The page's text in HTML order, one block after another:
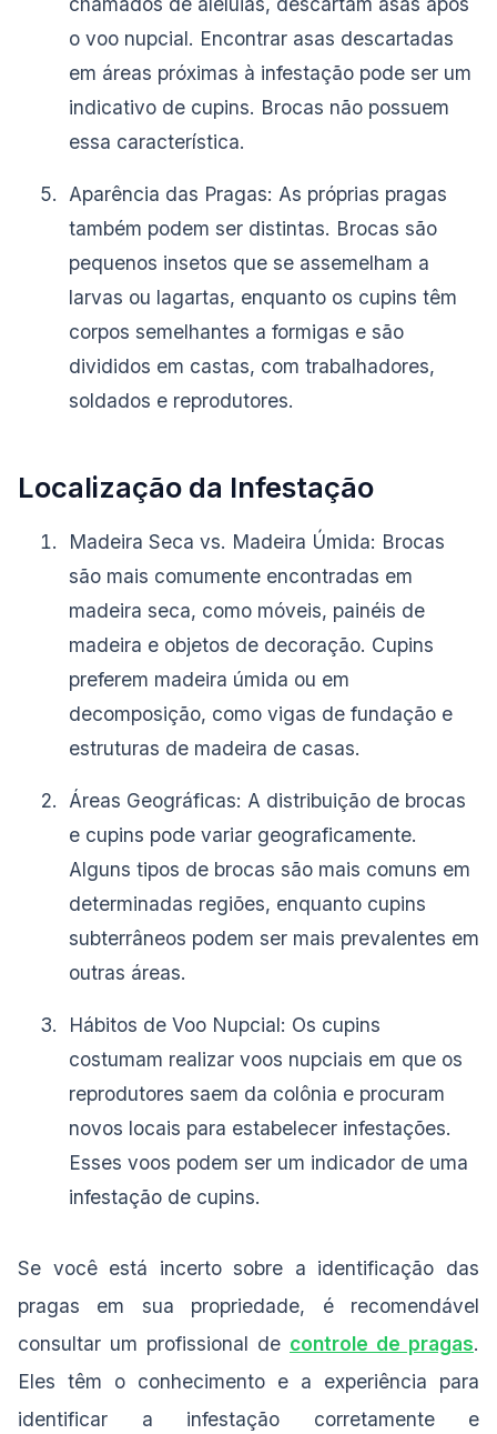
o voo nupcial. Encontrar asas descartadas
em áreas próximas à infestação pode ser um
indicativo de cupins. Brocas não possuem
essa característica.
Aparência das Pragas: As próprias pragas
também podem ser distintas. Brocas são
pequenos insetos que se assemelham a
larvas ou lagartas, enquanto os cupins têm
corpos semelhantes a formigas e são
divididos em castas, com trabalhadores,
soldados e reprodutores.
Localização da Infestação
Madeira Seca vs. Madeira Úmida: Brocas
são mais comumente encontradas em
madeira seca, como móveis, painéis de
madeira e objetos de decoração. Cupins
preferem madeira úmida ou em
decomposição, como vigas de fundação e
estruturas de madeira de casas.
Áreas Geográficas: A distribuição de brocas
e cupins pode variar geograficamente.
Alguns tipos de brocas são mais comuns em
determinadas regiões, enquanto cupins
subterrâneos podem ser mais prevalentes em
outras áreas.
Hábitos de Voo Nupcial: Os cupins
costumam realizar voos nupciais em que os
reprodutores saem da colônia e procuram
novos locais para estabelecer infestações.
Esses voos podem ser um indicador de uma
infestação de cupins.
Se você está incerto sobre a identificação das
pragas em sua propriedade, é recomendável
consultar um profissional de controle de pragas.
Eles têm o conhecimento e a experiência para
identificar a infestação corretamente e